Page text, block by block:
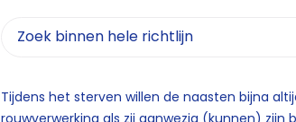
Tijdens het sterven willen de naasten bijna
rouwverwerking als zij aanwezig (kunnen) zijn